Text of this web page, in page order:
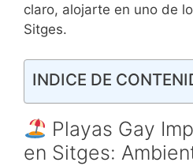
claro, alojarte en uno de
Sitges.
INDICE DE
Playas Gay
en Sitges: